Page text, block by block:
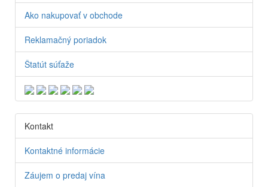
Ako nakupovať v obchode
Reklamačný poriadok
Štatút súťaže
Kontakt
Kontaktné informácie
Záujem o predaj vína